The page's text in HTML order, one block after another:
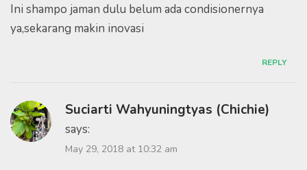
Ini shampo jaman dulu belum ada condisionernya
ya,sekarang makin inovasi
REPLY
Suciarti Wahyuningtyas (Chichie)
says:
May 29, 2018 at 10:32 am